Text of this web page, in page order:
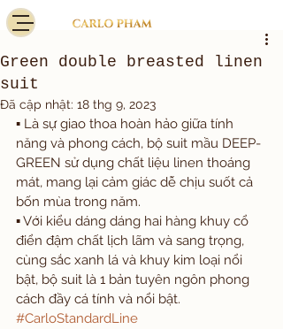
Green double breasted linen
suit
Đã cập nhật: 18 thg 9, 2023
▪️ Là sự giao thoa hoàn hảo giữa tính
năng và phong cách, bộ suit mầu DEEP-
GREEN sử dụng chất liệu linen thoáng
mát, mang lại cảm giác dễ chịu suốt cả
bốn mùa trong năm.
▪️ Với kiểu dáng dáng hai hàng khuy cổ
điển đậm chất lịch lãm và sang trọng,
cùng sắc xanh lá và khuy kim loại nổi
bật, bộ suit là 1 bản tuyên ngôn phong
cách đầy cá tính và nổi bật.
#CarloStandardLine